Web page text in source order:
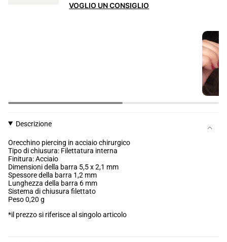
VOGLIO UN CONSIGLIO
Descrizione
Orecchino piercing in acciaio chirurgico
Tipo di chiusura: Filettatura interna
Finitura: Acciaio
Dimensioni della barra 5,5 x 2,1 mm
Spessore della barra 1,2 mm
Lunghezza della barra 6 mm
Sistema di chiusura filettato
Peso 0,20 g
*il prezzo si riferisce al singolo articolo